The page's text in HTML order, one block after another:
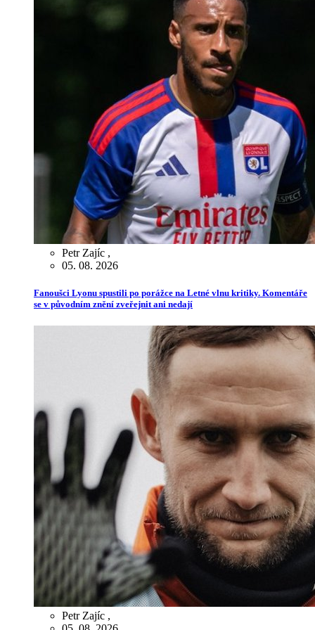
Petr Zajíc ,
05. 08. 2026
Fanoušci Lyonu spustili po porážce na Letné vlnu kritiky. Komentáře
se v původním znění zveřejnit ani nedají
Petr Zajíc ,